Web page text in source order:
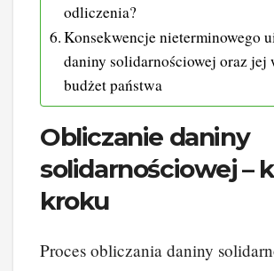
odliczenia?
Konsekwencje nieterminowego
daniny solidarnościowej oraz jej
budżet państwa
Obliczanie daniny
solidarnościowej –
kroku
Proces obliczania daniny